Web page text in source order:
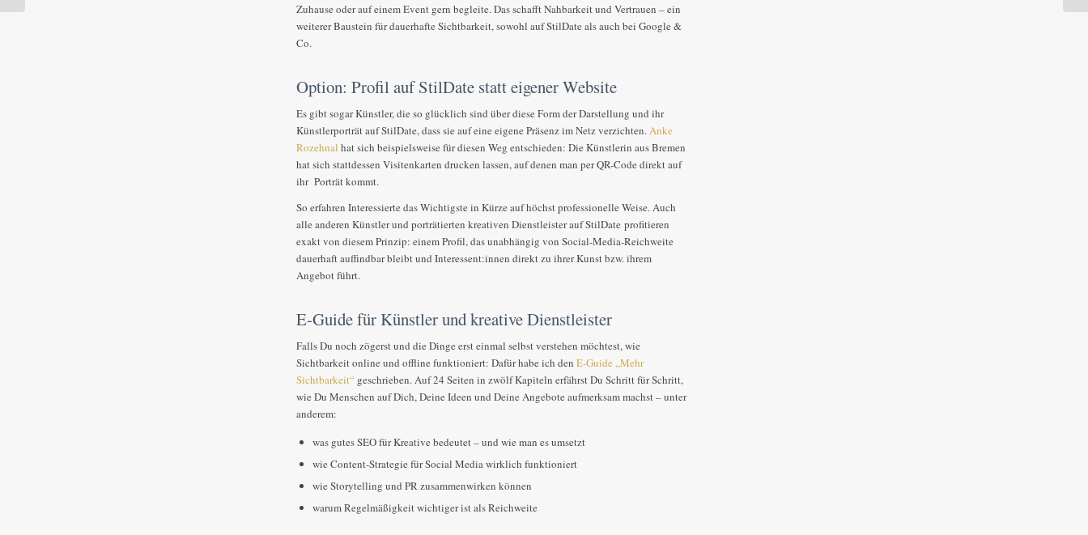
Zuhause oder auf einem Event gern begleite. Das schafft Nahbarkeit und Vertrauen – ein
weiterer Baustein für dauerhafte Sichtbarkeit, sowohl auf StilDate als auch bei Google &
Co.
Option: Profil auf StilDate statt eigener Website
Es gibt sogar Künstler, die so glücklich sind über diese Form der Darstellung und ihr
Künstlerporträt auf StilDate, dass sie auf eine eigene Präsenz im Netz verzichten.Anke
Rozehnal hat sich beispielsweise für diesen Weg entschieden: Die Künstlerin aus Bremen
hat sich stattdessen Visitenkarten drucken lassen, auf denen man per QR-Code direkt auf
ihr Porträt kommt.
So erfahren Interessierte das Wichtigste in Kürze auf höchst professionelle Weise. Auch
alle anderen Künstler und porträtierten kreativen Dienstleister auf StilDate profitieren
exakt von diesem Prinzip: einem Profil, das unabhängig von Social-Media-Reichweite
dauerhaft auffindbar bleibt und Interessent:innen direkt zu ihrer Kunst bzw. ihrem
Angebot führt.
E-Guide für Künstler und kreative Dienstleister
Falls Du noch zögerst und die Dinge erst einmal selbst verstehen möchtest, wie
Sichtbarkeit online und offline funktioniert: Dafür habe ich den E-Guide „Mehr
Sichtbarkeit“ geschrieben. Auf 24 Seiten in zwölf Kapiteln erfährst Du Schritt für Schritt,
wie Du Menschen auf Dich, Deine Ideen und Deine Angebote aufmerksam machst – unter
anderem:
was gutes SEO für Kreative bedeutet – und wie man es umsetzt
wie Content-Strategie für Social Media wirklich funktioniert
wie Storytelling und PR zusammenwirken können
warum Regelmäßigkeit wichtiger ist als Reichweite